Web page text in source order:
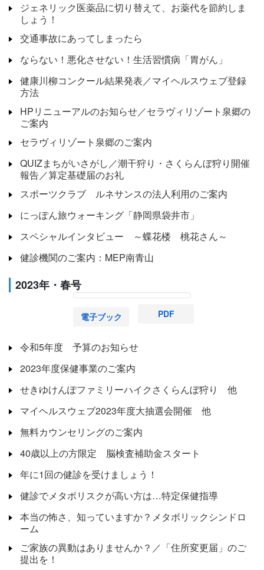
ジェネリック医薬品に切り替えて、お薬代を節約しま
しょう！
交通事故にあってしまったら
ならない！悪化させない！生活習慣病「胃がん」
健康川柳コンクール結果発表／マイヘルスウェブ登録
方法
HPリニューアルのお知らせ／セラヴィリゾート泉郷の
ご案内
セラヴィリゾート泉郷のご案内
QUIZまちがいさがし／潮干狩り・さくらんぼ狩り開催
報告／算定基礎届のお礼
スポーツクラブ ルネサンスの法人利用のご案内
にっぽん旅ウォーキング「静岡県袋井市」
スペシャルインタビュー ～蝶花楼 桃花さん～
健診機関のご案内：MEP南青山
2023年・春号
電子ブック PDF
令和5年度 予算のお知らせ
2023年度保健事業のご案内
せきゆけんぽファミリーハイクさくらんぼ狩り 他
マイヘルスウェブ2023年度大抽選会開催 他
無料カウンセリングのご案内
40歳以上の方限定 脳検査補助金スタート
年に1回の健診を受けましょう！
健診でメタボリスクが高い方は…特定保健指導
本当の怖さ、知っていますか？メタボリックシンドロ
ーム
ご家族の異動はありませんか？／「住所変更届」のご
提出を！